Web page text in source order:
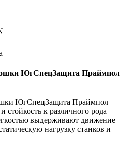
ЮгСпецЗащита Праймпол
ЮгСпецЗащита Праймпол
стойкость к различного рода
выдерживают движение
нагрузку станков и